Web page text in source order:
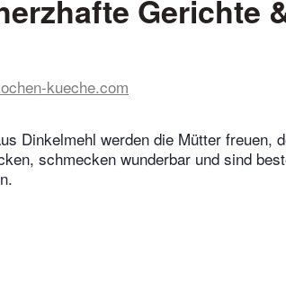
Gerichte
kueche.com
Dinkelmehl werden die Mütter freuen,
schmecken wunderbar und sind